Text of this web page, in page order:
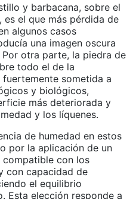
y barbacana, sobre el
es el que más pérdida de
algunos casos
una imagen oscura
otra parte, la piedra de
todo el de la
sometida a
y biológicos,
más deteriorada y
y los líquenes.
de humedad en estos
por la aplicación de un
con los
con capacidad de
el equilibrio
Esta elección responde a